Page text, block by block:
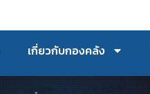
เกี่ยวกับกองคลัง